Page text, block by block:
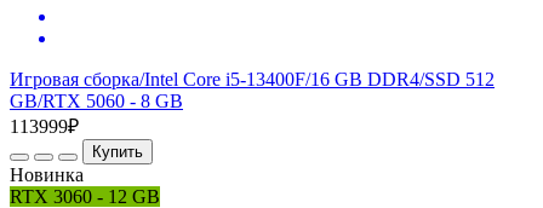
Игровая сборка/Intel Core i5-13400F/16 GB DDR4/SSD 512
GB/RTX 5060 - 8 GB
113999₽
Купить
Новинка
RTX 3060 - 12 GB